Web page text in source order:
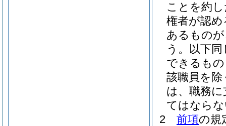
ことを約
権者が認
あるもの
う。以下同
できるも
該職員を除
は、職務
てはなら
2
前項の規